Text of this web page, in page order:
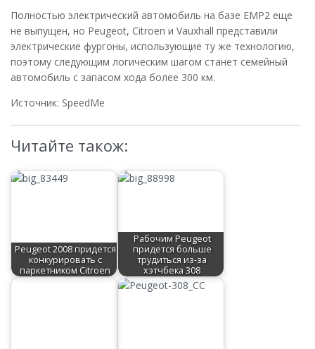
Полностью электрический автомобиль на базе EMP2 еще
не выпущен, но Peugeot, Citroen и Vauxhall представили
электрические фургоны, использующие ту же технологию,
поэтому следующим логическим шагом станет семейный
автомобиль с запасом хода более 300 км.
Источник: SpeedMe
Читайте також:
Peugeot 2008 придется
конкурировать с
паркетником Citroen
Рабочим Peugeot
придется больше
трудиться из-за
хэтчбека 308